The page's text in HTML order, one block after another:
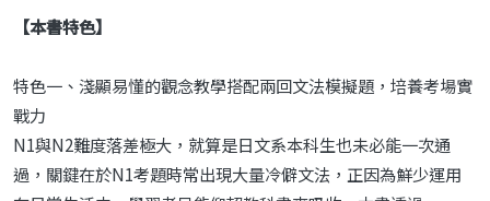
【本書特色】
特色一、淺顯易懂的觀念教學搭配兩回文法模擬題，培養考場實
戰力
N1與N2難度落差極大，就算是日文系本科生也未必能一次通
過，關鍵在於N1考題時常出現大量冷僻文法，正因為鮮少運用